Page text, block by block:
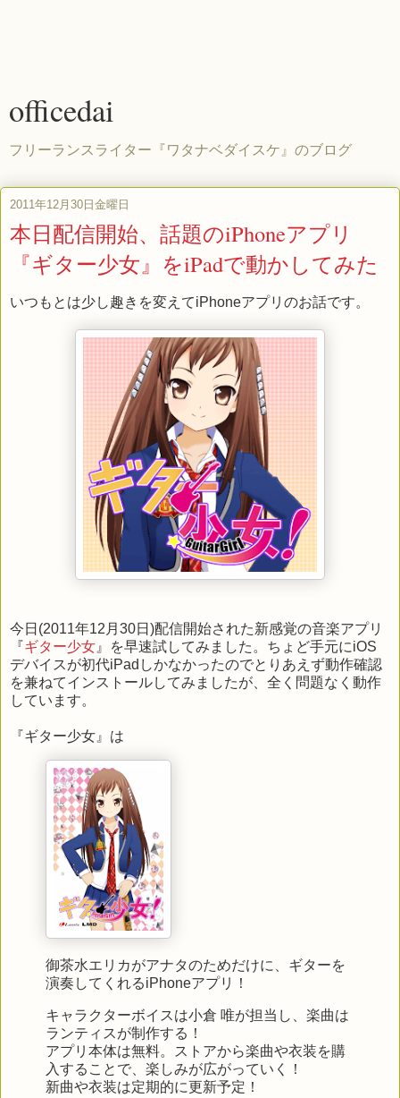
officedai
フリーランスライター『ワタナベダイスケ』のブログ
2011年12月30日金曜日
本日配信開始、話題のiPhoneアプリ
『ギター少女』をiPadで動かしてみた
いつもとは少し趣きを変えてiPhoneアプリのお話です。
今日(2011年12月30日)配信開始された新感覚の音楽アプリ
『ギター少女 』を早速試してみました。ちょど手元にiOS
デバイスが初代iPadしかなかったのでとりあえず動作確認
を兼ねてインストールしてみましたが、全く問題なく動作
しています。
『ギター少女』は
御茶水エリカがアナタのためだけに、ギターを
演奏してくれるiPhoneアプリ！
キャラクターボイスは小倉 唯が担当し、楽曲は
ランティスが制作する！
アプリ本体は無料。ストアから楽曲や衣装を購
入することで、楽しみが広がっていく！
新曲や衣装は定期的に更新予定！